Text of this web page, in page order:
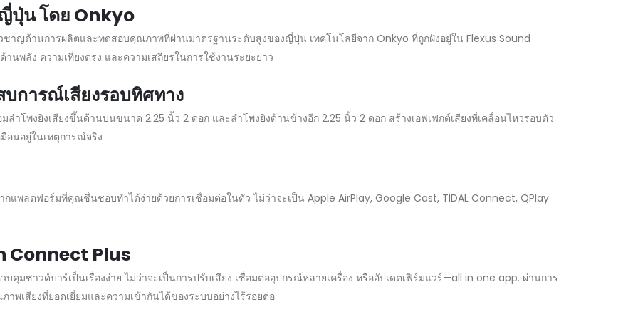
ปุ่น โดย Onkyo
ชาญด้านการผลิตและทดสอบคุณภาพที่ผ่านมาตรฐานระดับสูงของญี่ปุ่น เทคโนโลยีจาก Onkyo ที่ถูกฝังอยู่ใน Flexus Sound
านพลัง ความเที่ยงตรง และความเสถียรในการใช้งานระยะยาว
การณ์เสียงรอบทิศทาง
ำโพงยิงเสียงขึ้นด้านบนขนาด 2.25 นิ้ว 2 ดอก และลำโพงยิงด้านข้างอีก 2.25 นิ้ว 2 ดอก สร้างเอฟเฟกต์เสียงที่เคลื่อนไหวรอบตัว
นอยู่ในเหตุการณ์จริง
พลตฟอร์มที่คุณชื่นชอบทำได้ง่ายด้วยการเชื่อมต่อในตัว ไม่ว่าจะเป็น Apple AirPlay, Google Cast, TIDAL Connect, QPlay
Connect Plus
มซาวด์บาร์เป็นเรื่องง่าย ไม่ว่าจะเป็นการปรับเสียง เชื่อมต่ออุปกรณ์หลายเครื่อง หรืออัปเดตเฟิร์มแวร์—all in one app. ผ่านการ
พเสียงที่ยอดเยี่ยมและความเข้ากันได้ของระบบอย่างไร้รอยต่อ